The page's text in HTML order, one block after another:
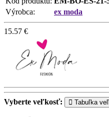
Výrobca:
ex moda
15.57 €
Vyberte veľkosť: Tabuľka